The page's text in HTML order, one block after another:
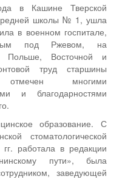
в Кашине Тверской
школы № 1, ушла
в военном госпитале,
под Ржевом, на
Польше, Восточной и
труд старшины
многими
и благодарностями
образование. С
стоматологической
работала в редакции
пути», была
заведующей